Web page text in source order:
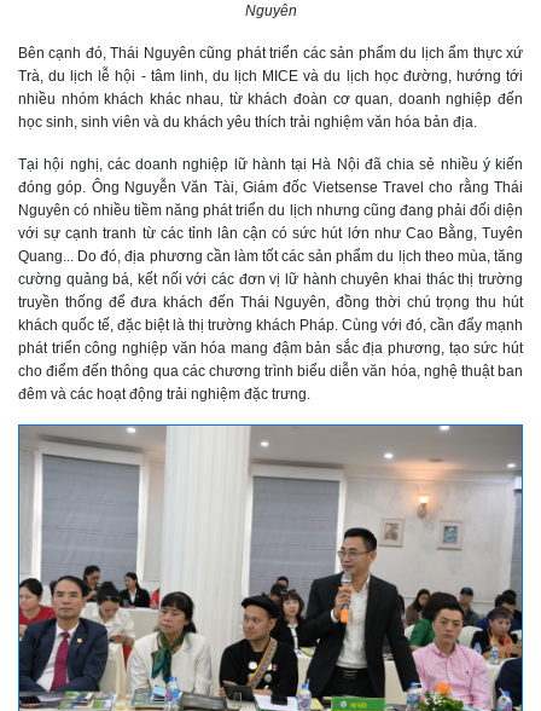
Nguyên
Bên cạnh đó, Thái Nguyên cũng phát triển các sản phẩm du lịch ẩm thực xứ
Trà, du lịch lễ hội - tâm linh, du lịch MICE và du lịch học đường, hướng tới
nhiều nhóm khách khác nhau, từ khách đoàn cơ quan, doanh nghiệp đến
học sinh, sinh viên và du khách yêu thích trải nghiệm văn hóa bản địa.
Tại hội nghị, các doanh nghiệp lữ hành tại Hà Nội đã chia sẻ nhiều ý kiến
đóng góp. Ông Nguyễn Văn Tài, Giám đốc Vietsense Travel cho rằng Thái
Nguyên có nhiều tiềm năng phát triển du lịch nhưng cũng đang phải đối diện
với sự cạnh tranh từ các tỉnh lân cận có sức hút lớn như Cao Bằng, Tuyên
Quang... Do đó, địa phương cần làm tốt các sản phẩm du lịch theo mùa, tăng
cường quảng bá, kết nối với các đơn vị lữ hành chuyên khai thác thị trường
truyền thống để đưa khách đến Thái Nguyên, đồng thời chú trọng thu hút
khách quốc tế, đặc biệt là thị trường khách Pháp. Cùng với đó, cần đẩy mạnh
phát triển công nghiệp văn hóa mang đậm bản sắc địa phương, tạo sức hút
cho điểm đến thông qua các chương trình biểu diễn văn hóa, nghệ thuật ban
đêm và các hoạt động trải nghiệm đặc trưng.